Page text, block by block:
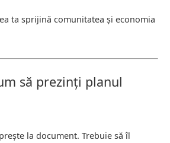
ta sprijină comunitatea și economia
să prezinți planul
la document. Trebuie să îl